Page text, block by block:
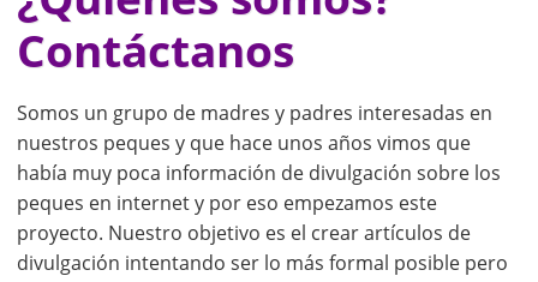
Contáctanos
Somos un grupo de madres y padres interesadas en
nuestros peques y que hace unos años vimos que
había muy poca información de divulgación sobre los
peques en internet y por eso empezamos este
proyecto. Nuestro objetivo es el crear artículos de
divulgación intentando ser lo más formal posible pero